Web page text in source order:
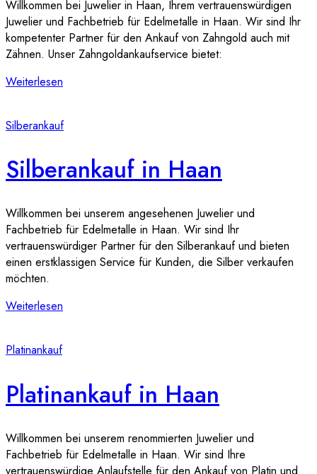
Willkommen bei Juwelier in Haan, Ihrem vertrauenswürdigen
Juwelier und Fachbetrieb für Edelmetalle in Haan. Wir sind Ihr
kompetenter Partner für den Ankauf von Zahngold auch mit
Zähnen. Unser Zahngoldankaufservice bietet:
Weiterlesen
Silberankauf
Silberankauf in Haan
Willkommen bei unserem angesehenen Juwelier und
Fachbetrieb für Edelmetalle in Haan. Wir sind Ihr
vertrauenswürdiger Partner für den Silberankauf und bieten
einen erstklassigen Service für Kunden, die Silber verkaufen
möchten.
Weiterlesen
Platinankauf
Platinankauf in Haan
Willkommen bei unserem renommierten Juwelier und
Fachbetrieb für Edelmetalle in Haan. Wir sind Ihre